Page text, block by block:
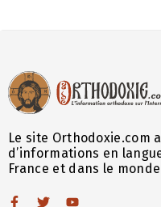
Le site Orthodoxie.com
d’informations en
France et dans le